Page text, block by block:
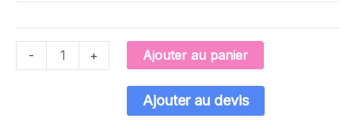
- + Ajouter au panier
Ajouter au devis